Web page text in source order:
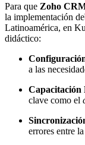
Para que Zoho
la implementación
Latinoamérica, en
didáctico:
a las
Capacitación
clave como el
errores entre